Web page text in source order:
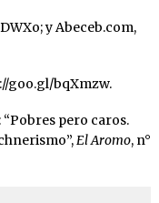
y Abeceb.com,
goo.gl/bqXmzw.
pero caros.
El Aromo, n°